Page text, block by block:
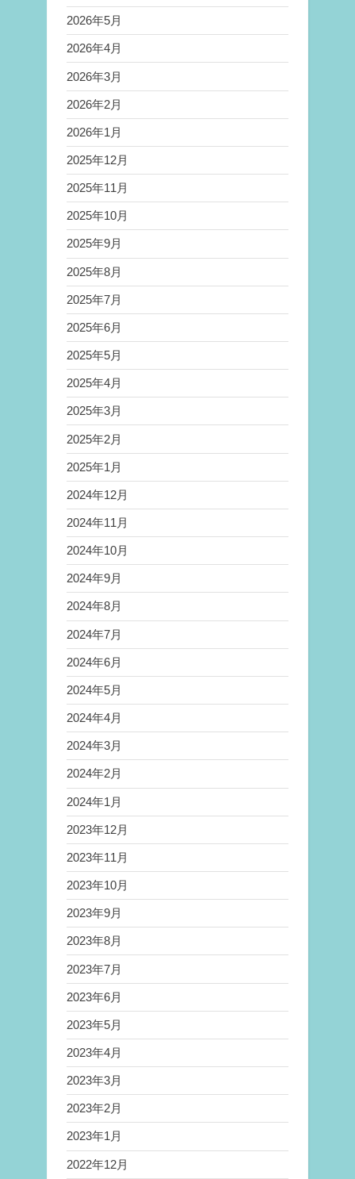
2026年5月
2026年4月
2026年3月
2026年2月
2026年1月
2025年12月
2025年11月
2025年10月
2025年9月
2025年8月
2025年7月
2025年6月
2025年5月
2025年4月
2025年3月
2025年2月
2025年1月
2024年12月
2024年11月
2024年10月
2024年9月
2024年8月
2024年7月
2024年6月
2024年5月
2024年4月
2024年3月
2024年2月
2024年1月
2023年12月
2023年11月
2023年10月
2023年9月
2023年8月
2023年7月
2023年6月
2023年5月
2023年4月
2023年3月
2023年2月
2023年1月
2022年12月